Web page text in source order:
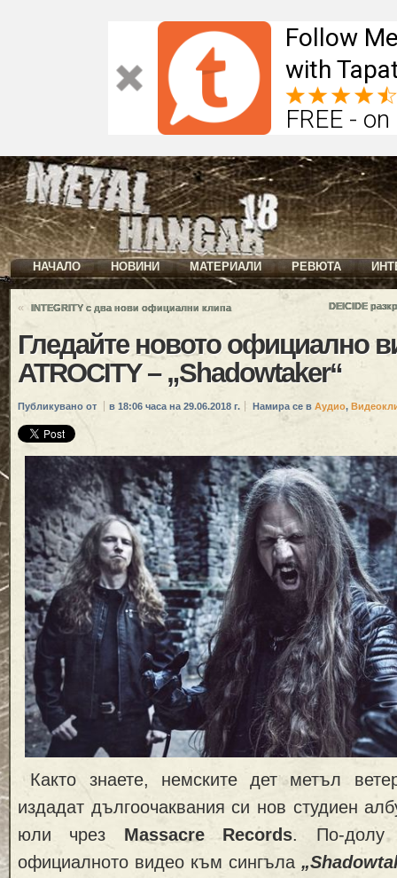
Follow
with
FREE -
НАЧАЛО НОВИНИ МАТЕРИАЛИ РЕВЮТА
« INTEGRITY с два нови официални клипа DEICIDE
Гледайте новото официално
ATROCITY – „Shadowtaker“
Публикувано от в 18:06 часа на 29.06.2018 г. Намира се в Аудио,
Както знаете, немските дет метъл
издадат дългоочаквания си нов студиен
юли чрез Massacre Records. По-долу
официалното видео към сингъла